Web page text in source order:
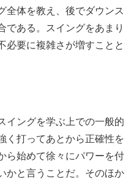
全体を教え、後でダウンス
である。スイングをあまり
必要に複雑さが増すことと
イングを学ぶ上での一般的
く打ってあとから正確性を
ら始めて徐々にパワーを付
かと言うことだ。そのほか